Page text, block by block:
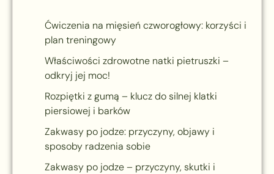
Ćwiczenia na mięsień czworogłowy: korzyści i
plan treningowy
Właściwości zdrowotne natki pietruszki –
odkryj jej moc!
Rozpiętki z gumą – klucz do silnej klatki
piersiowej i barków
Zakwasy po jodze: przyczyny, objawy i
sposoby radzenia sobie
Zakwasy po jodze – przyczyny, skutki i